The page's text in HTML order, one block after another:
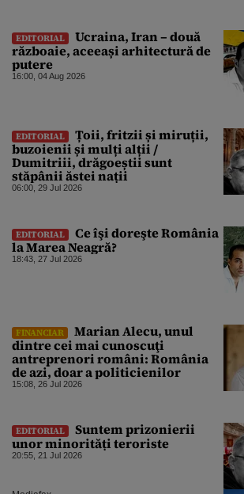
EDITORIAL
Ucraina, Iran – două
războaie, aceeași arhitectură de
putere
16:00, 04 Aug 2026
EDITORIAL
Țoii, fritzii și miruții,
buzoienii și mulți alții /
Dumitriii, drăgoeștii sunt
stăpânii ăstei nații
06:00, 29 Jul 2026
EDITORIAL
Ce îşi doreşte România
la Marea Neagră?
18:43, 27 Jul 2026
FINANCIAR
Marian Alecu, unul
dintre cei mai cunoscuţi
antreprenori români: România
de azi, doar a politicienilor
15:08, 26 Jul 2026
EDITORIAL
Suntem prizonierii
unor minorități teroriste
20:55, 21 Jul 2026